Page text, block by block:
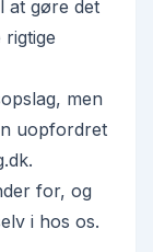
at gøre det
men
uopfordret
.
for, og
i hos os.